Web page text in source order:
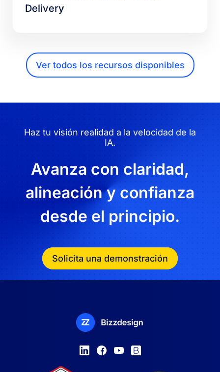
Delivery
Ver todos los recursos disponibles
Haz tu visión realidad a la velocidad de la
IA.
Avanza con claridad,
alineación y confianza
desde el principio.
Solicita una demonstración